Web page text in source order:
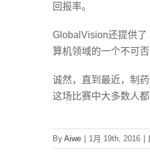
回报率。
GlobalVision还提供了
算机领域的一个不可
诚然，直到最近，制
这场比赛中大多数人都
By Aiwe | 1月 19th, 2016 |